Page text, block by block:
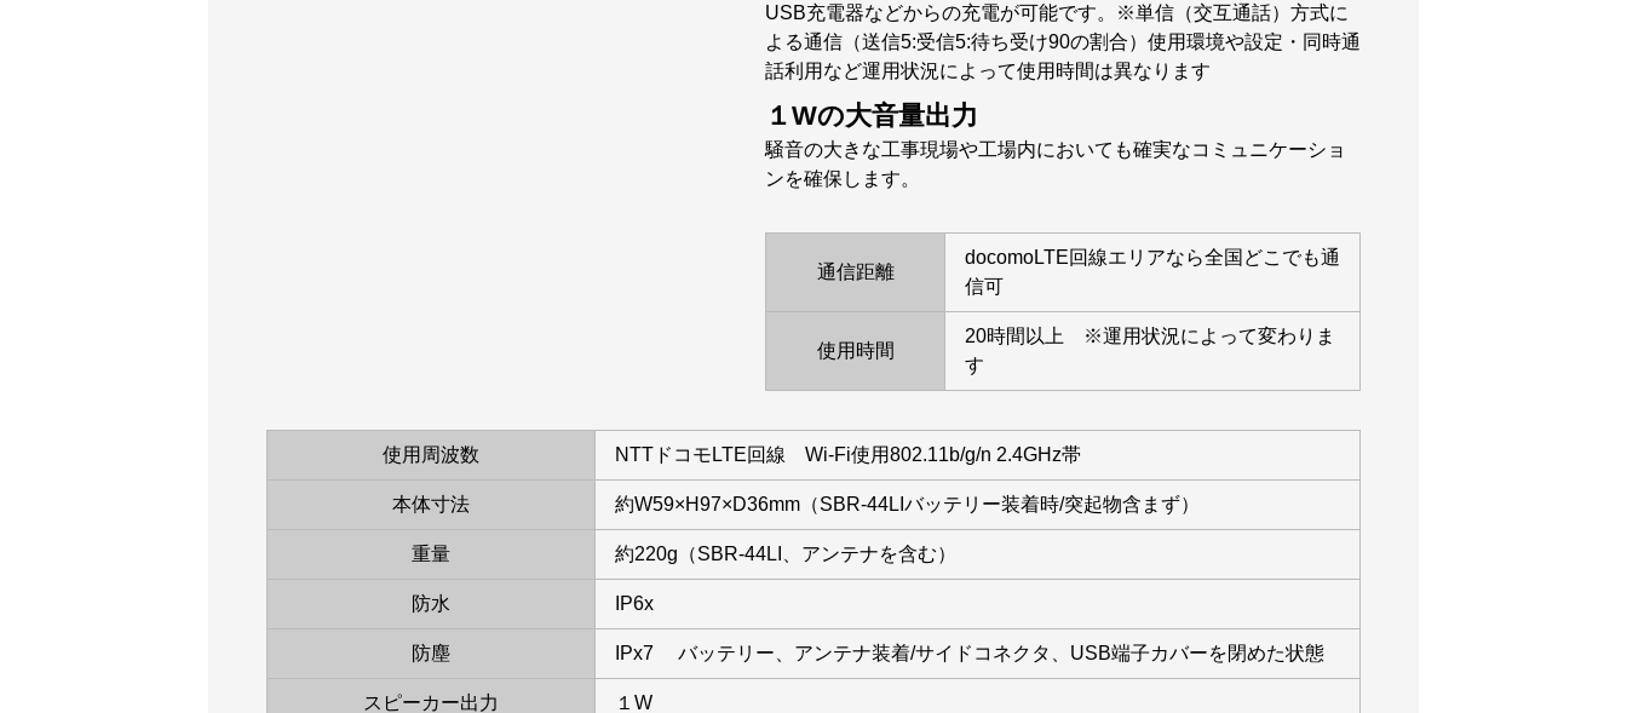
USB充電器などからの充電が可能です。※単信（交互通話）方式に
よる通信（送信5:受信5:待ち受け90の割合）使用環境や設定・同時通
話利用など運用状況によって使用時間は異なります
１Wの大音量出力
騒音の大きな工事現場や工場内においても確実なコミュニケーショ
ンを確保します。
通信距離
docomoLTE回線エリアなら全国どこでも通
信可
使用時間
20時間以上 ※運用状況によって変わりま
す
使用周波数 NTTドコモLTE回線 Wi-Fi使用802.11b/g/n 2.4GHz帯
本体寸法 約W59×H97×D36mm（SBR-44LIバッテリー装着時/突起物含まず）
重量 約220g（SBR-44LI、アンテナを含む）
防水 IP6x
防塵 IPx7 バッテリー、アンテナ装着/サイドコネクタ、USB端子カバーを閉めた状態
スピーカー出力 １W